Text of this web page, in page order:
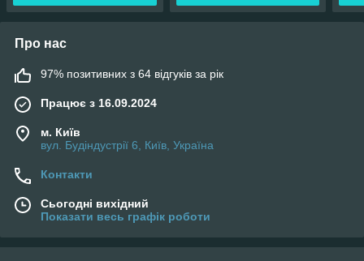
Про нас
97% позитивних з 64 відгуків за рік
Працює з 16.09.2024
м. Київ
вул. Будіндустрії 6, Київ, Україна
Контакти
Сьогодні вихідний
Показати весь графік роботи